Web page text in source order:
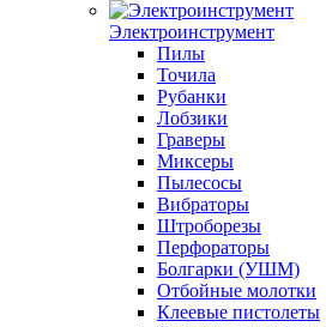
Электроинструмент
Пилы
Точила
Рубанки
Лобзики
Граверы
Миксеры
Пылесосы
Вибраторы
Штроборезы
Перфораторы
Болгарки (УШМ)
Отбойные молотки
Клеевые пистолеты